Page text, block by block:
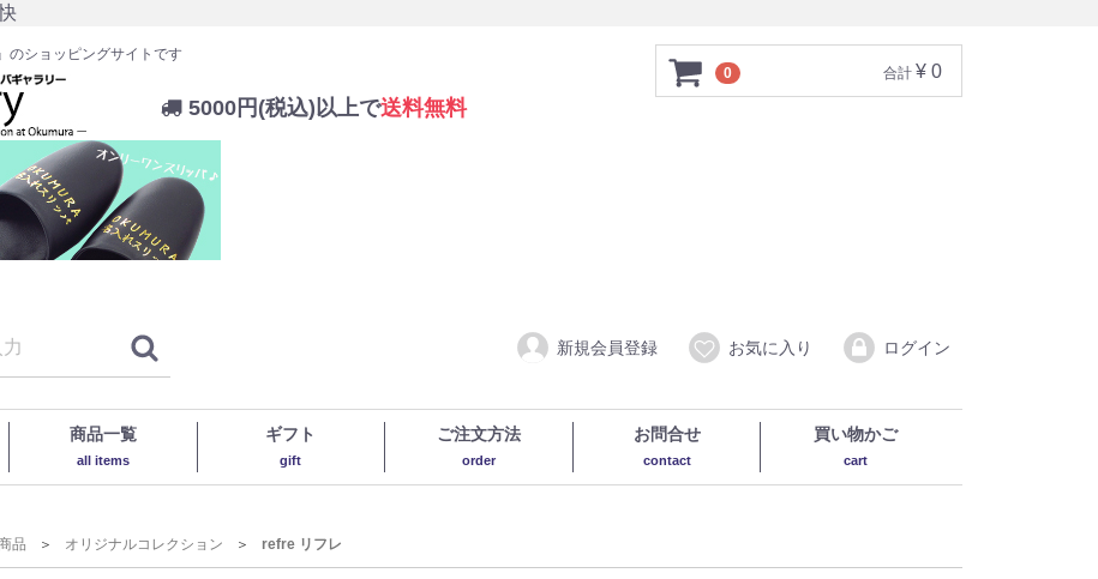
のショッピングサイトです
5000円(税込)以上で送料無料
0 合計 ¥ 0
新規会員登録 お気に入り ログイン
商品一覧
all items
ギフト
gift
ご注文方法
order
お問合せ
contact
買い物かご
cart
品 オリジナルコレクション refre リフレ